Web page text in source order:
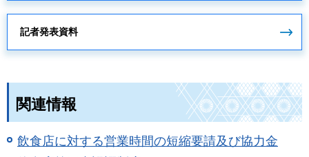
記者発表資料
関連情報
飲食店に対する営業時間の短縮要請及び協力金